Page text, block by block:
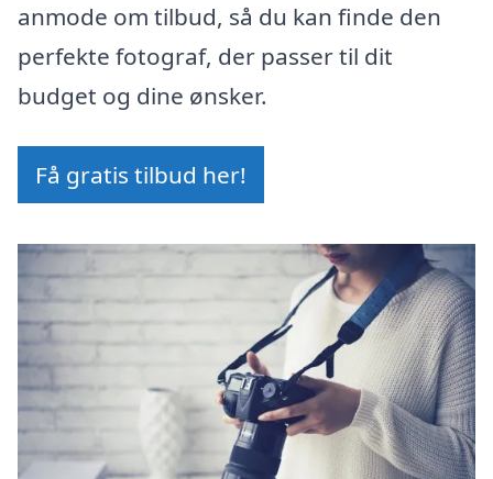
anmode om tilbud, så du kan finde den
perfekte fotograf, der passer til dit
budget og dine ønsker.
Få gratis tilbud her!